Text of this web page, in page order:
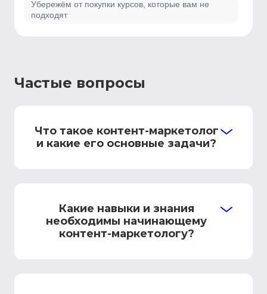
Убережём от покупки курсов, которые вам не
подходят
Частые вопросы
Что такое контент-маркетолог
и какие его основные задачи?
Какие навыки и знания
необходимы начинающему
контент-маркетологу?